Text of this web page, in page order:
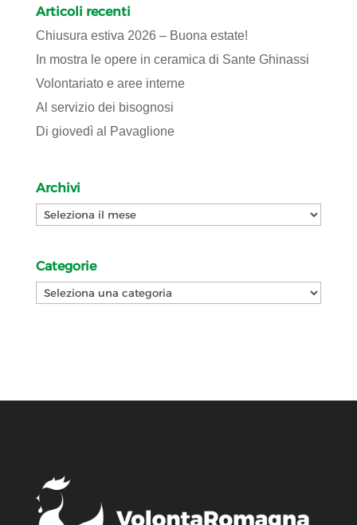
Articoli recenti
Chiusura estiva 2026 – Buona estate!
In mostra le opere in ceramica di Sante Ghinassi
Volontariato e aree interne
Al servizio dei bisognosi
Di giovedì al Pavaglione
Archivi
Archivi
Categorie
Categorie